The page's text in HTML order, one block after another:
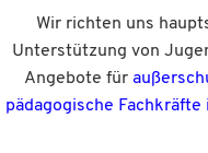
Wir richten uns
Unterstützung von
Angebote für
pädagogische